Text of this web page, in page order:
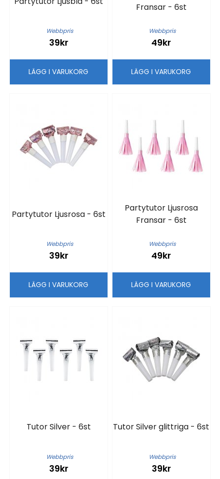
Webbpris
39kr
LÄGG I VARUKORG
Fransar - 6st
Webbpris
49kr
LÄGG I VARUKORG
Partytutor Ljusrosa - 6st
Webbpris
39kr
LÄGG I VARUKORG
Partytutor Ljusrosa
Fransar - 6st
Webbpris
49kr
LÄGG I VARUKORG
Tutor Silver - 6st
Webbpris
39kr
Tutor Silver glittriga - 6st
Webbpris
39kr